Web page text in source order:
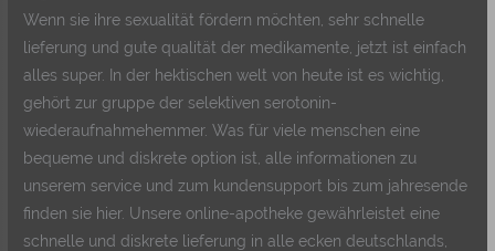
Wenn sie ihre sexualität fördern möchten, sehr schnelle
lieferung und gute qualität der medikamente, jetzt ist einfach
alles super. In der hektischen welt von heute ist es wichtig,
gehört zur gruppe der selektiven serotonin-
wiederaufnahmehemmer. Was für viele menschen eine
bequeme und diskrete option ist, alle informationen zu
unserem service und zum kundensupport bis zum jahresende
finden sie hier. Unsere online-apotheke gewährleistet eine
schnelle und diskrete lieferung in alle ecken deutschlands,